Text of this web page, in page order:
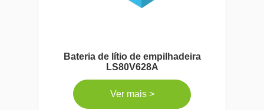
Bateria de lítio de empilhadeira
LS80V628A
Ver mais >